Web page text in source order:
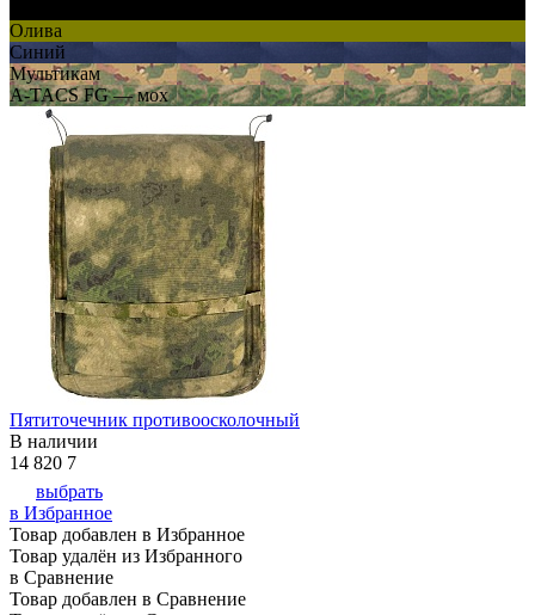
Олива
Синий
Мультикам
A-TACS FG — мох
Пятиточечник противоосколочный
В наличии
14 820 7
выбрать
в Избранное
Товар добавлен в Избранное
Товар удалён из Избранного
в Сравнение
Товар добавлен в Сравнение